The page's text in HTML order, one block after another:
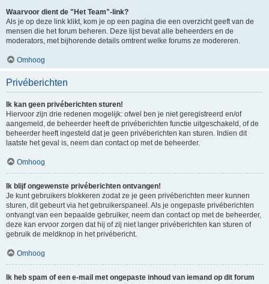
Waarvoor dient de "Het Team"-link?
Als je op deze link klikt, kom je op een pagina die een overzicht geeft van de
mensen die het forum beheren. Deze lijst bevat alle beheerders en de
moderators, met bijhorende details omtrent welke forums ze modereren.
Omhoog
Privéberichten
Ik kan geen privéberichten sturen!
Hiervoor zijn drie redenen mogelijk: ofwel ben je niet geregistreerd en/of
aangemeld, de beheerder heeft de privéberichten functie uitgeschakeld, of de
beheerder heeft ingesteld dat je geen privéberichten kan sturen. Indien dit
laatste het geval is, neem dan contact op met de beheerder.
Omhoog
Ik blijf ongewenste privéberichten ontvangen!
Je kunt gebruikers blokkeren zodat ze je geen privéberichten meer kunnen
sturen, dit gebeurt via het gebruikerspaneel. Als je ongepaste privéberichten
ontvangt van een bepaalde gebruiker, neem dan contact op met de beheerder,
deze kan ervoor zorgen dat hij of zij niet langer privéberichten kan sturen of
gebruik de meldknop in het privébericht.
Omhoog
Ik heb spam of een e-mail met ongepaste inhoud van iemand op dit forum